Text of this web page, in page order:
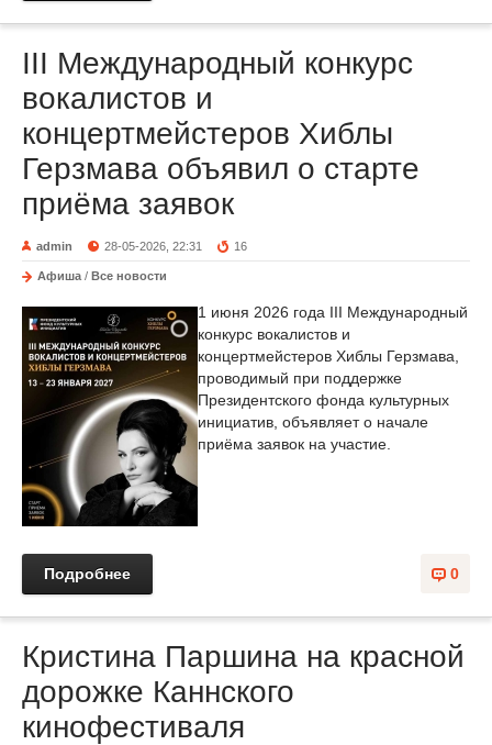
III Международный конкурс
вокалистов и
концертмейстеров Хиблы
Герзмава объявил о старте
приёма заявок
admin 28-05-2026, 22:31 16
Афиша / Все новости
1 июня 2026 года III Международный
конкурс вокалистов и
концертмейстеров Хиблы Герзмава,
проводимый при поддержке
Президентского фонда культурных
инициатив, объявляет о начале
приёма заявок на участие.
0
Подробнее
Кристина Паршина на красной
дорожке Каннского
кинофестиваля